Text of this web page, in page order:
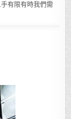
有限有時我們需